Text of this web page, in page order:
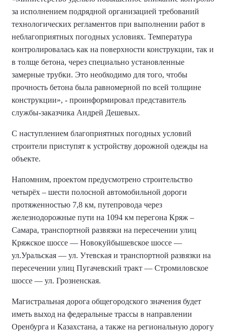
за исполнением подрядной организацией требований
технологических регламентов при выполнении работ в
неблагоприятных погодных условиях. Температура
контролировалась как на поверхности конструкции, так и
в толще бетона, через специально установленные
замерные трубки. Это необходимо для того, чтобы
прочность бетона была равномерной по всей толщине
конструкции», - проинформировал представитель
службы-заказчика Андрей Дешевых.
С наступлением благоприятных погодных условий
строители приступят к устройству дорожной одежды на
объекте.
Напомним, проектом предусмотрено строительство
четырёх – шести полосной автомобильной дороги
протяженностью 7,8 км, путепровода через
железнодорожные пути на 1094 км перегона Кряж –
Самара, транспортной развязки на пересечении улиц
Кряжское шоссе — Новокуйбышевское шоссе —
ул.Уральская — ул. Утевская и транспортной развязки на
пересечении улиц Пугачевский тракт — Стромиловское
шоссе — ул. Грозненская.
Магистральная дорога общегородского значения будет
иметь выход на федеральные трассы в направлении
Оренбурга и Казахстана, а также на региональную дорогу